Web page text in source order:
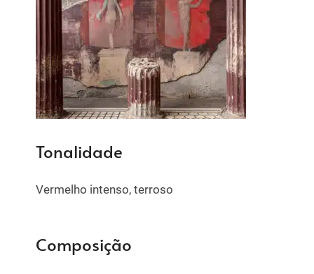
Tonalidade
Vermelho intenso, terroso
Composição